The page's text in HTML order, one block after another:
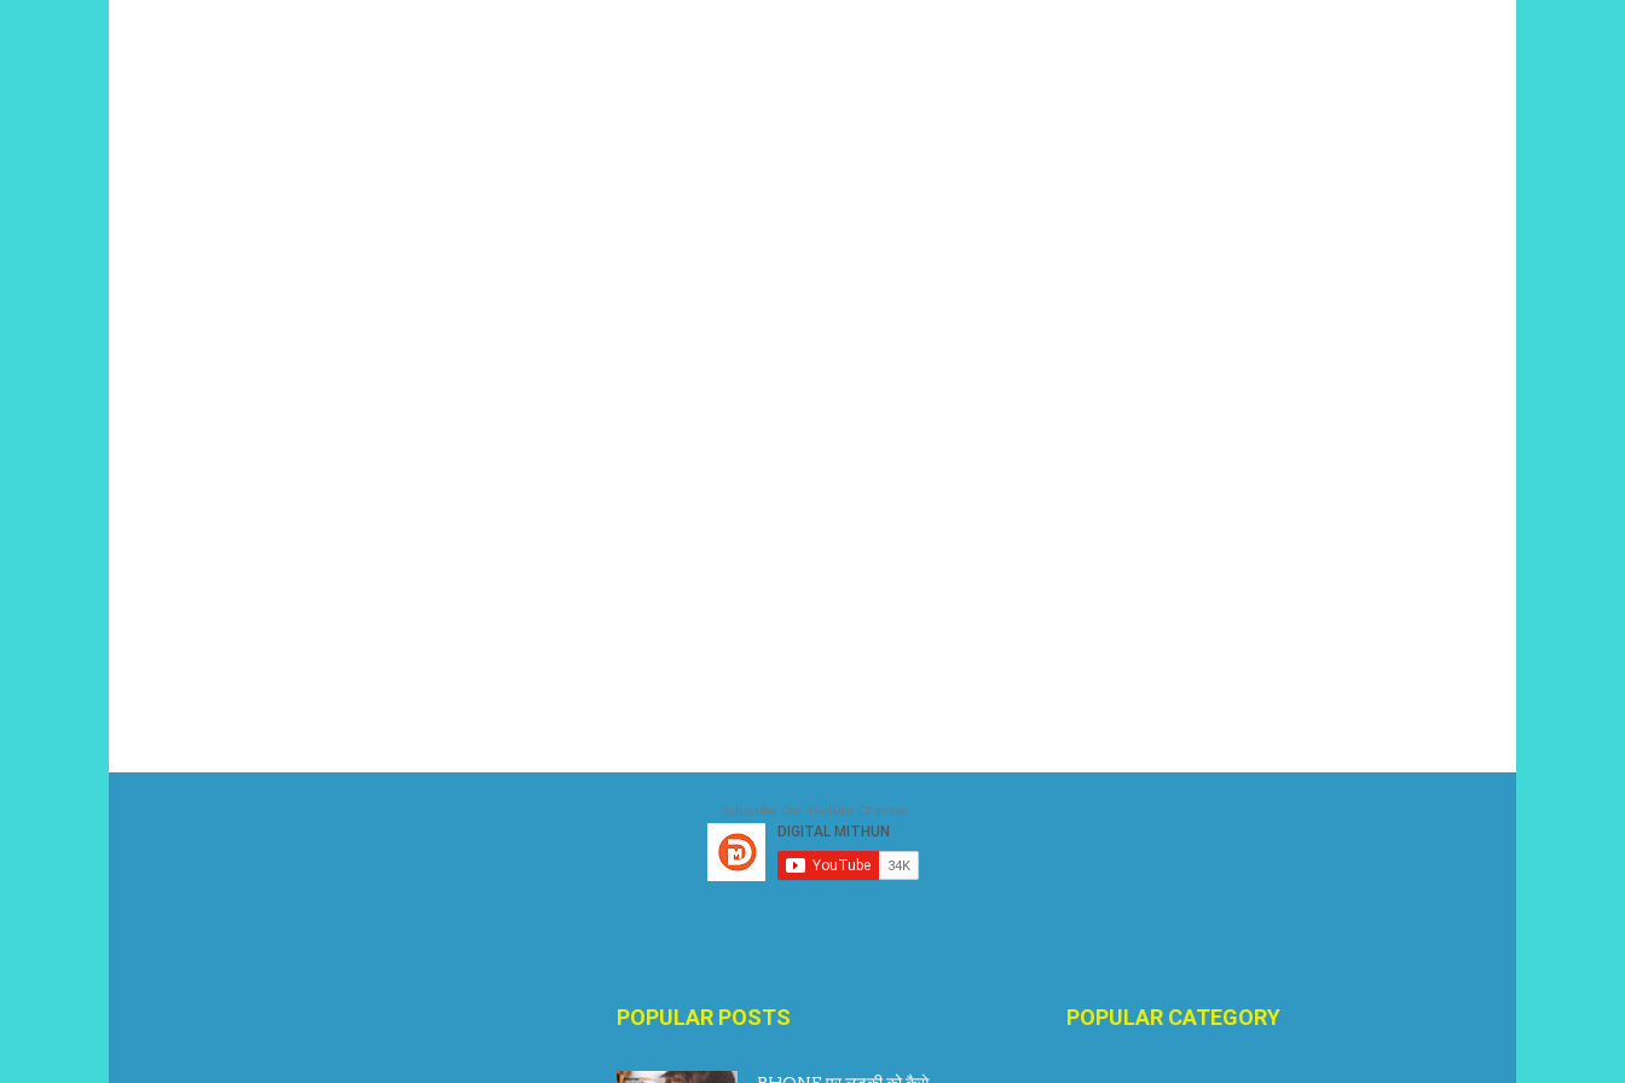
Subscribe Our Youtube Channel
POPULAR POSTS POPULAR CATEGORY